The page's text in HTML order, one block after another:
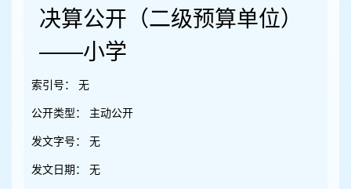
决算公开（二级预算单位）
——小学
索引号： 无
公开类型： 主动公开
发文字号： 无
发文日期： 无